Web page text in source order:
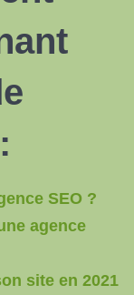
SEO ?
agence
site en 2021